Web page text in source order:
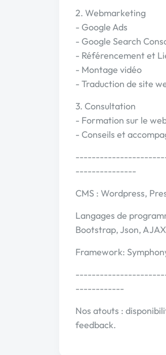
2. Webmarketing
- Google Ads
- Google Search
- Référencement et
- Montage vidéo
- Traduction de site
3. Consultation
- Formation sur le
- Conseils et
---------------
CMS : Wordpress,
Langages de
Bootstrap, Json,
Framework:
------------
Nos atouts :
feedback.